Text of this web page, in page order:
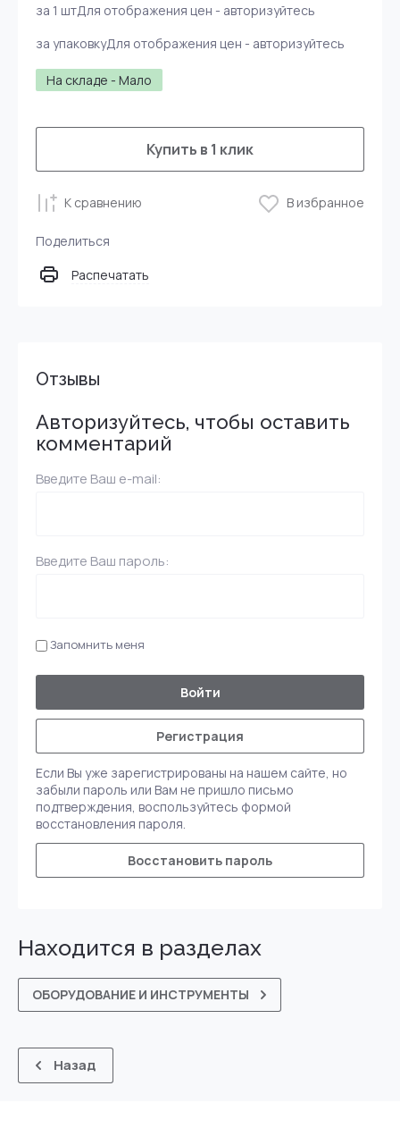
На складе - Мало
за 1 штДля отображения цен - авторизуйтесь
за упаковкуДля отображения цен - авторизуйтесь
Купить в 1 клик
К сравнению В избранное
Поделиться
Распечатать
Отзывы
Авторизуйтесь, чтобы оставить
комментарий
Введите Ваш e-mail:
Введите Ваш пароль:
Запомнить меня
Войти
Регистрация
Если Вы уже зарегистрированы на нашем сайте, но
забыли пароль или Вам не пришло письмо
подтверждения, воспользуйтесь формой
восстановления пароля.
Восстановить пароль
Находится в разделах
ОБОРУДОВАНИЕ И ИНСТРУМЕНТЫ
Назад